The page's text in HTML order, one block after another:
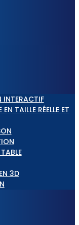
INTERACTIF
TAILLE RÉELLE ET
3D